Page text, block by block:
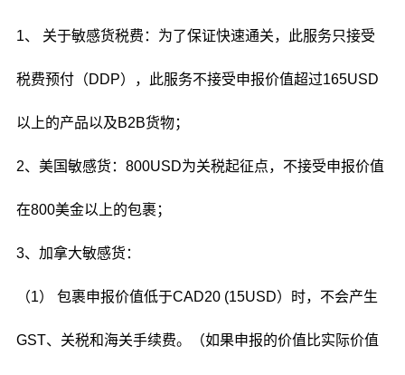
1、 关于敏感货税费：为了保证快速通关，此服务只接受
税费预付（DDP），此服务不接受申报价值超过165USD
以上的产品以及B2B货物；
2、美国敏感货：800USD为关税起征点，不接受申报价值
在800美金以上的包裹；
3、加拿大敏感货：
（1） 包裹申报价值低于CAD20 (15USD）时，不会产生
GST、关税和海关手续费。（如果申报的价值比实际价值